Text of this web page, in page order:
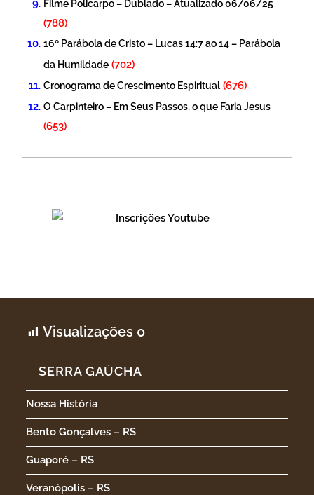
Filme Policarpo – Dublado – Atualizado 06/06/25
(788)
16º Parábola de Cristo – Lucas 14:7 ao 14 – Parábola
da Humildade (702)
Cronograma de Crescimento Espiritual (676)
O Carpinteiro – Em Seus Passos, o que Faria Jesus
(653)
Visualizações 0
SERRA GAÚCHA
Nossa História
Bento Gonçalves – RS
Guaporé – RS
Veranópolis – RS